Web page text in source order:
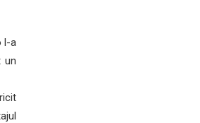
l-a
un